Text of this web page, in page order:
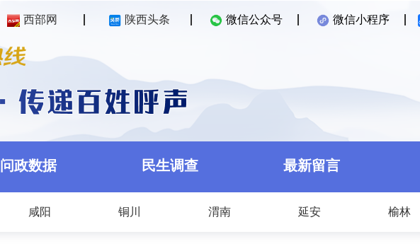
西部网 陕西头条 微信公众号 微信小程序
问政数据 民生调查 最新留言
咸阳 铜川 渭南 延安 榆林